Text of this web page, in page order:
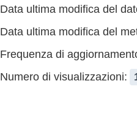
Data ultima modifica del
Data ultima modifica del
Frequenza di
Numero di visualizzazioni: